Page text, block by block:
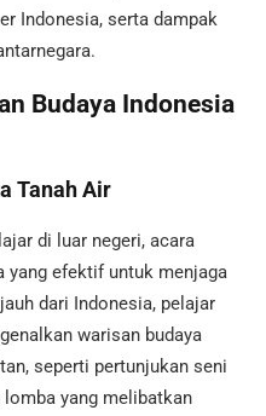
Indonesia, serta dampak
Budaya Indonesia
Tanah Air
di luar negeri, acara
yang efektif untuk menjaga
dari Indonesia, pelajar
warisan budaya
seperti pertunjukan seni
yang melibatkan